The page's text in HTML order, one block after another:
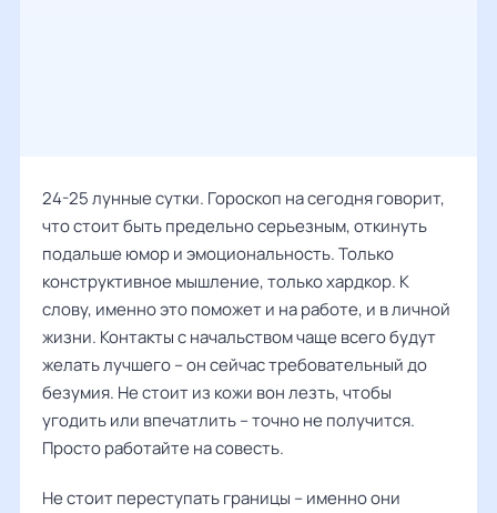
24-25 лунные сутки. Гороскоп на сегодня говорит,
что стоит быть предельно серьезным, откинуть
подальше юмор и эмоциональность. Только
конструктивное мышление, только хардкор. К
слову, именно это поможет и на работе, и в личной
жизни. Контакты с начальством чаще всего будут
желать лучшего – он сейчас требовательный до
безумия. Не стоит из кожи вон лезть, чтобы
угодить или впечатлить – точно не получится.
Просто работайте на совесть.
Не стоит переступать границы – именно они